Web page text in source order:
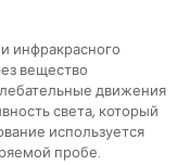
инфракрасного
вещество
движения
света, который
используется
пробе.